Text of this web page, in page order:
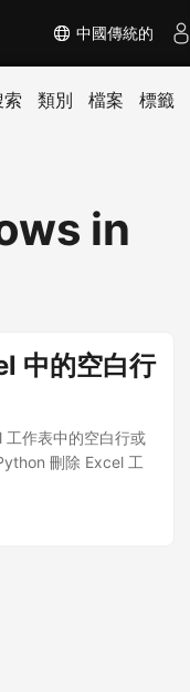
中國傳統的
索 類別 檔案 標籤
in
中的空白行
工作表中的空白行或
刪除 Excel 工